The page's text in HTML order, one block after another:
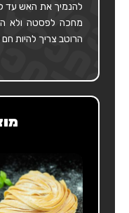
להנמיך את האש עד
מחכה לפסטה ולא
הרוטב צריך להיות חם